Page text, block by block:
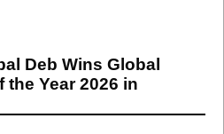
Deb Wins Global
Year 2026 in